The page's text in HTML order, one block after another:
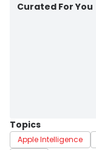
Curated For You
Topics
Apple Intelligence